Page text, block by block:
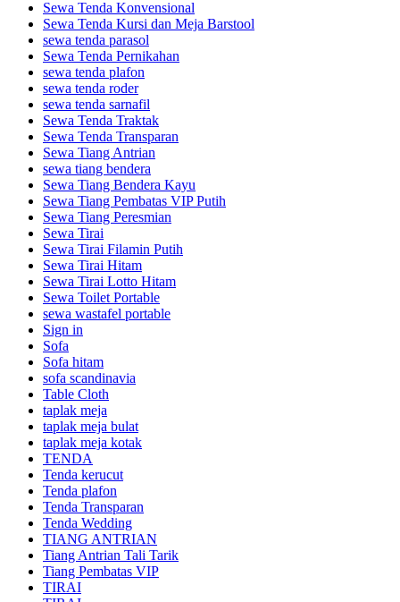
Sewa Tenda Konvensional
Sewa Tenda Kursi dan Meja Barstool
sewa tenda parasol
Sewa Tenda Pernikahan
sewa tenda plafon
sewa tenda roder
sewa tenda sarnafil
Sewa Tenda Traktak
Sewa Tenda Transparan
Sewa Tiang Antrian
sewa tiang bendera
Sewa Tiang Bendera Kayu
Sewa Tiang Pembatas VIP Putih
Sewa Tiang Peresmian
Sewa Tirai
Sewa Tirai Filamin Putih
Sewa Tirai Hitam
Sewa Tirai Lotto Hitam
Sewa Toilet Portable
sewa wastafel portable
Sign in
Sofa
Sofa hitam
sofa scandinavia
Table Cloth
taplak meja
taplak meja bulat
taplak meja kotak
TENDA
Tenda kerucut
Tenda plafon
Tenda Transparan
Tenda Wedding
TIANG ANTRIAN
Tiang Antrian Tali Tarik
Tiang Pembatas VIP
TIRAI